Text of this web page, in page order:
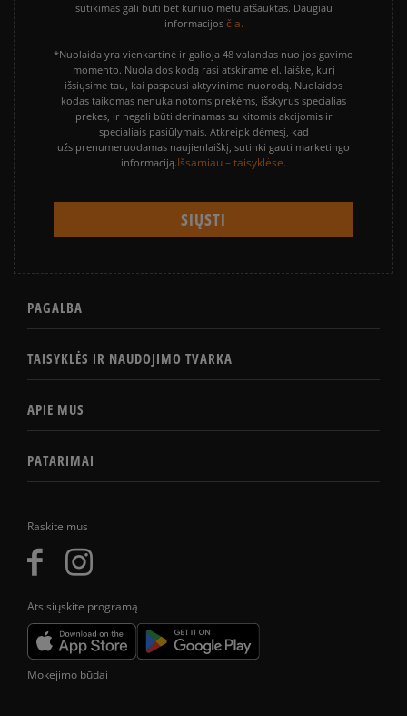
Raskite mus
Atsisiųskite programą
sutikimas gali būti bet kuriuo metu atšauktas. Daugiau
informacijos čia.
*Nuolaida yra vienkartinė ir galioja 48 valandas nuo jos gavimo
momento. Nuolaidos kodą rasi atskirame el. laiške, kurį
išsiųsime tau, kai paspausi aktyvinimo nuorodą. Nuolaidos
kodas taikomas nenukainotoms prekėms, išskyrus specialias
prekes, ir negali būti derinamas su kitomis akcijomis ir
specialiais pasiūlymais. Atkreipk dėmesį, kad
užsiprenumeruodamas naujienlaiškį, sutinki gauti marketingo
informaciją.Išsamiau – taisyklėse.
PAGALBA
TAISYKLĖS IR NAUDOJIMO TVARKA
APIE MUS
PATARIMAI
Mokėjimo būdai